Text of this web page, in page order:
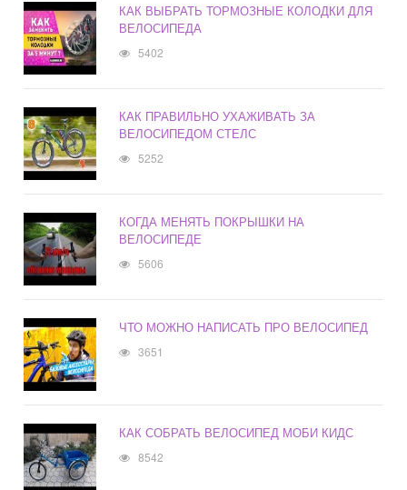
КАК ВЫБРАТЬ ТОРМОЗНЫЕ КОЛОДКИ ДЛЯ
ВЕЛОСИПЕДА
5402
КАК ПРАВИЛЬНО УХАЖИВАТЬ ЗА
ВЕЛОСИПЕДОМ СТЕЛС
5252
КОГДА МЕНЯТЬ ПОКРЫШКИ НА
ВЕЛОСИПЕДЕ
5606
ЧТО МОЖНО НАПИСАТЬ ПРО ВЕЛОСИПЕД
3651
КАК СОБРАТЬ ВЕЛОСИПЕД МОБИ КИДС
8542